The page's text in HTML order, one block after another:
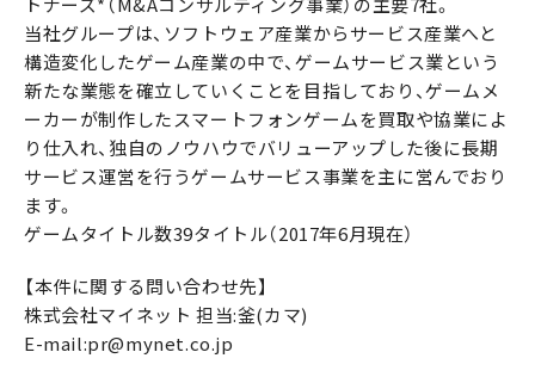
当社グループは、ソフトウェア産業からサービス産業へと
構造変化したゲーム産業の中で、ゲームサービス業という
新たな業態を確立していくことを目指しており、ゲームメ
ーカーが制作したスマートフォンゲームを買取や協業によ
り仕入れ、独自のノウハウでバリューアップした後に長期
サービス運営を行うゲームサービス事業を主に営んでおり
ます。
ゲームタイトル数39タイトル（2017年6月現在）
【本件に関する問い合わせ先】
株式会社マイネット 担当:釜(カマ)
E-mail:pr@mynet.co.jp